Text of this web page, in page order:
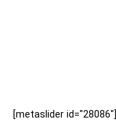
[metaslider id="28086"]